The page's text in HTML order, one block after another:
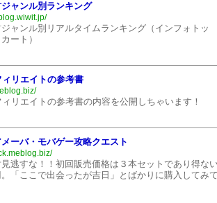
ャンル別ランキング
ャンル別リアルタイムランキング（インフォトッ
ート）
ィリエイトの参考書
リエイトの参考書の内容を公開しちゃいます！
ーバ・モバゲー攻略クエスト
逃すな！！初回販売価格は３本セットであり得な
「ここで出会ったが吉日」とばかりに購入してみて